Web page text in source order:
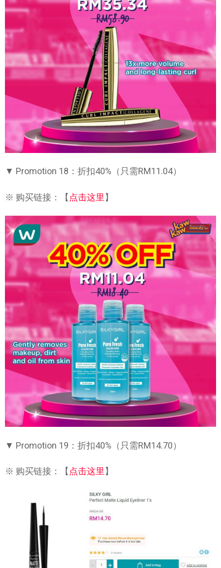
▼ Promotion 18：折扣40%（只需RM11.04）
※ 购买链接：【 点击这里 】
▼ Promotion 19：折扣40%（只需RM14.70）
※ 购买链接：【 点击这里 】